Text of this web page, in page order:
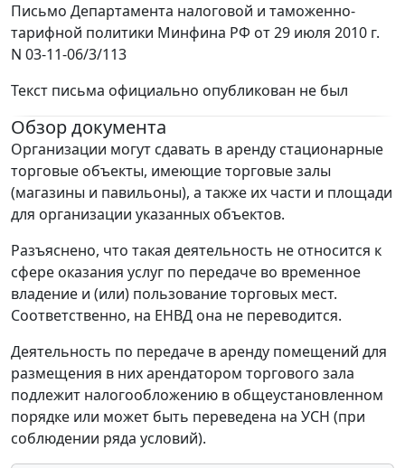
Письмо Департамента налоговой и таможенно-
тарифной политики Минфина РФ от 29 июля 2010 г.
N 03-11-06/3/113
Текст письма официально опубликован не был
Обзор документа
Организации могут сдавать в аренду стационарные
торговые объекты, имеющие торговые залы
(магазины и павильоны), а также их части и площади
для организации указанных объектов.
Разъяснено, что такая деятельность не относится к
сфере оказания услуг по передаче во временное
владение и (или) пользование торговых мест.
Соответственно, на ЕНВД она не переводится.
Деятельность по передаче в аренду помещений для
размещения в них арендатором торгового зала
подлежит налогообложению в общеустановленном
порядке или может быть переведена на УСН (при
соблюдении ряда условий).